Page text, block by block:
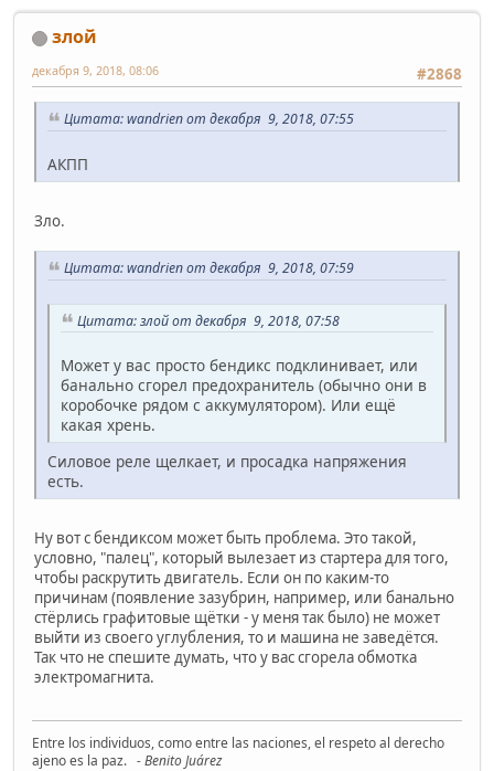
злой
#2868
декабря 9, 2018, 08:06
Цитата: wandrien от декабря 9, 2018, 07:55
АКПП
Зло.
Цитата: wandrien от декабря 9, 2018, 07:59
Цитата: злой от декабря 9, 2018, 07:58
Может у вас просто бендикс подклинивает, или
банально сгорел предохранитель (обычно они в
коробочке рядом с аккумулятором). Или ещё
какая хрень.
Силовое реле щелкает, и просадка напряжения
есть.
Ну вот с бендиксом может быть проблема. Это такой,
условно, "палец", который вылезает из стартера для того,
чтобы раскрутить двигатель. Если он по каким-то
причинам (появление зазубрин, например, или банально
стёрлись графитовые щётки - у меня так было) не может
выйти из своего углубления, то и машина не заведётся.
Так что не спешите думать, что у вас сгорела обмотка
электромагнита.
Entre los individuos, como entre las naciones, el respeto al derecho
ajeno es la paz. - Benito Juárez